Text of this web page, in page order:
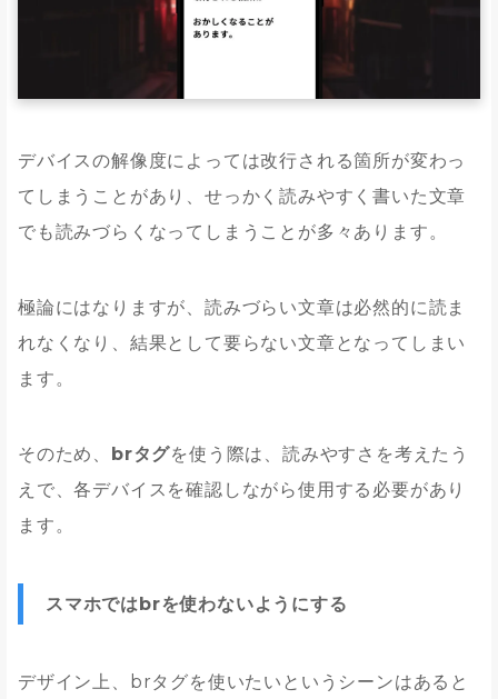
デバイスの解像度によっては改行される箇所が変わっ
てしまうことがあり、せっかく読みやすく書いた文章
でも読みづらくなってしまうことが多々あります。
極論にはなりますが、読みづらい文章は必然的に読ま
れなくなり、結果として要らない文章となってしまい
ます。
そのため、 brタグを使う際は、読みやすさを考えたう
えで、各デバイスを確認しながら使用する必要があり
ます。
スマホではbrを使わないようにする
デザイン上、brタグを使いたいというシーンはあると